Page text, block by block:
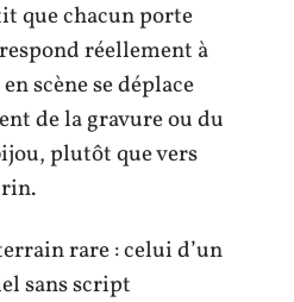
que chacun porte
réellement à
scène se déplace
de la gravure ou du
plutôt que vers
rare : celui d’un
sans script